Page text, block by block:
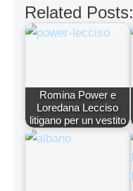
Related Posts:
Romina Power e
Loredana Lecciso
litigano per un vestito